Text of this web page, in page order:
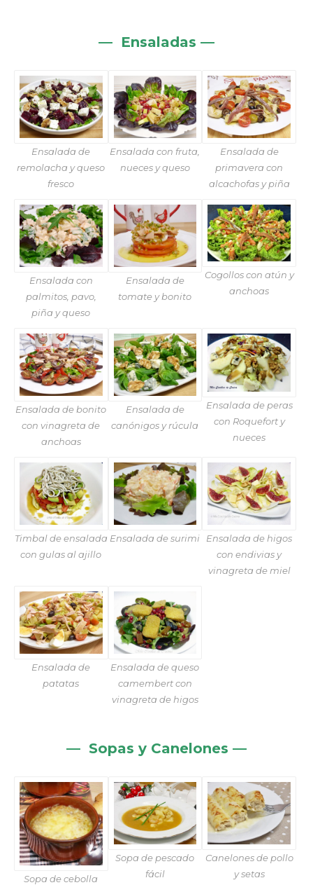
— Ensaladas —
Ensalada de
remolacha y queso
fresco
Ensalada con fruta,
nueces y queso
Ensalada de
primavera con
alcachofas y piña
Ensalada con
palmitos, pavo,
piña y queso
Ensalada de
tomate y bonito
Cogollos con atún y
anchoas
Ensalada de bonito
con vinagreta de
anchoas
Ensalada de
canónigos y rúcula
Ensalada de peras
con Roquefort y
nueces
Timbal de ensalada
con gulas al ajillo
Ensalada de surimi
Ensalada de higos
con endivias y
vinagreta de miel
Ensalada de
patatas
Ensalada de queso
camembert con
vinagreta de higos
— Sopas y Canelones —
Sopa de cebolla
Sopa de pescado
fácil
Canelones de pollo
y setas